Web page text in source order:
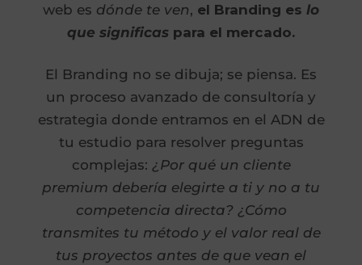
web es dónde te ven, el Branding es lo
que significas para el mercado.
El Branding no se dibuja; se piensa. Es
un proceso avanzado de consultoría y
estrategia donde entramos en el ADN de
tu estudio para resolver preguntas
complejas: ¿Por qué un cliente
premium debería elegirte a ti y no a tu
competencia directa? ¿Cómo
transmites tu método y el valor real de
tus proyectos antes de que vean el